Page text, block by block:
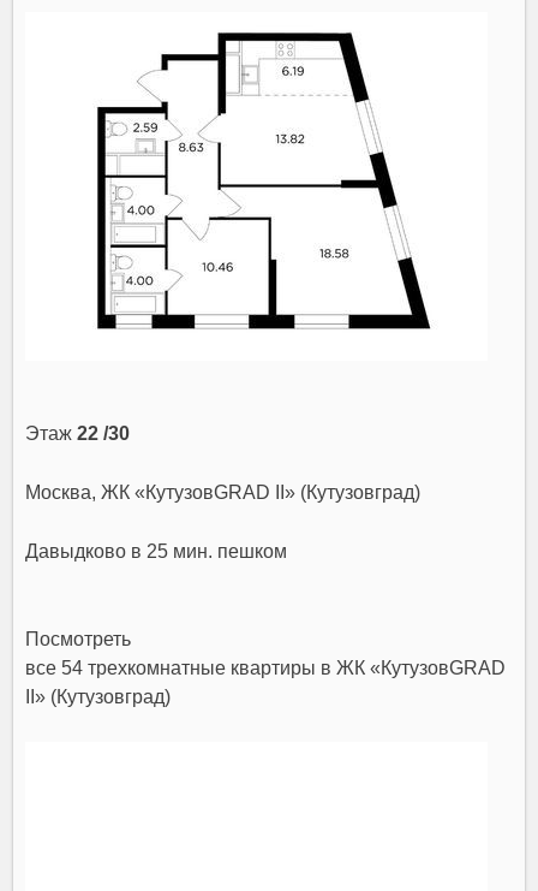
Этаж22 /30
Москва, ЖК «КутузовGRAD II» (Кутузовград)
Давыдково в 25 мин. пешком
Посмотреть
все 54 трехкомнатные квартиры в ЖК «КутузовGRAD
II» (Кутузовград)